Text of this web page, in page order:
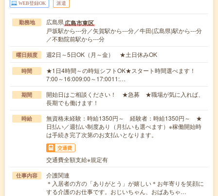
WEB登録OK 派遣
勤務地 広島県広島市東区
戸坂駅から---分／矢賀駅から---分／牛田(広島県)駅から---分
／不動院前駅から---分
曜日頻度 週2日～5日OK（月～金） ★土日休みOK
時間
★1日4時間～の時短シフトOK★スタート時間選べます！
7:00～16:009:00～17:0011:…
期間
開始日はご相談ください！ ★急募 ★職場が気に入れば、
長期でも働けます！
時給
無資格未経験：時給1350円～ 経験者：時給1350円～ ★
日払い／週払い制度あり（月払いも選べます）※稼働開始時
は手続き完了次第のお支払いとなります。
交通費
交通費全額支給※規定有
仕事内容
介護関連
＊入居者の方の「ありがとう」が嬉しい＊お年寄りを笑顔に
する介護のお仕事です。おじいちゃん、おばあちゃ…